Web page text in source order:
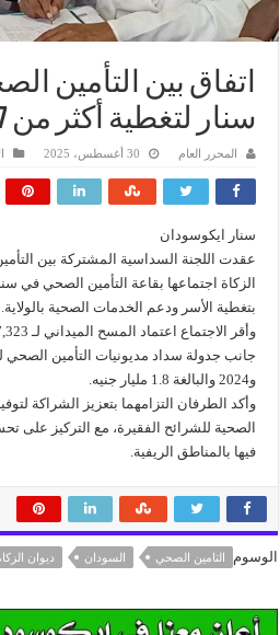
اتفاق بين التأمين
سنار لتغطية أكثر من 17 ألف أسرة
المحرر العام 30 أغسطس، 2025
سنار ايكوسودان
عقدت اللجنة السداسية المشتركة بين
الزكاة اجتماعها بقاعة التأمين الصحي في
بتغطية الأسر ودعم الخدمات الصحية بالولاية.
و2024 والبالغة 1.8 مليار جنيه.
وأكد الطرفان التزامهما بتعزيز الشراكة
الصحية للشرائح الفقيرة، مع التركيز على
فيها بالمناطق الريفية.
الوسوم التامين الصحي السودان ديوان